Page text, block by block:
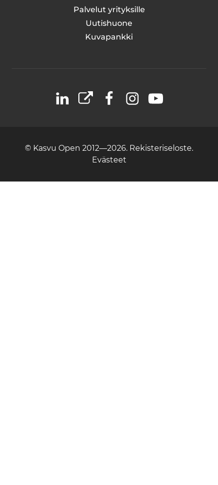
Palvelut yrityksille
Uutishuone
Kuvapankki
LinkedIn
X FacebookInstagramYouTube
© Kasvu Open 2012—2026. Rekisteriseloste.
Evästeet